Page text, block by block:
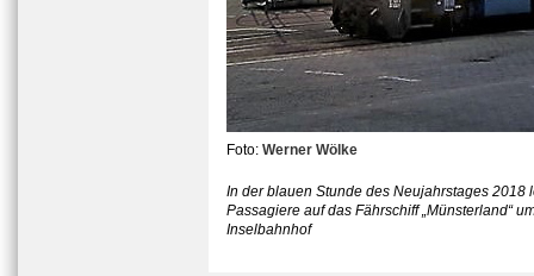
Foto: Werner Wölke
In der blauen Stunde des Neujahrstages 2018
Passagiere auf das Fährschiff „Münsterland“
Inselbahnhof